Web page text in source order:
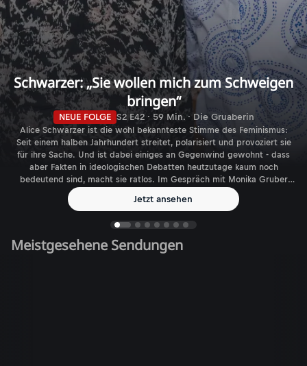
Schwarzer: „Sie wollen mich zum Schweigen
bringen“
NEUE FOLGE S2 E42 · 59 Min. · Die Gruaberin
Alice Schwarzer ist die wohl bekannteste Stimme des Feminismus:
Seit einem halben Jahrhundert streitet, polarisiert und provoziert sie
für ihre Sache. Und ist dabei einiges an Gegenwind gewohnt - dass
aber Fakten in ideologischen Debatten heutzutage kaum noch
bedeutend sind, macht sie ratlos. Im Gespräch mit Monika Gruber
spricht die Journalistin, Autorin und Verlegerin über den aktuellen
Feminismus - und die gefühlt immer größer werdende Zahl
Jetzt ansehen
Meistgesehene Sendungen